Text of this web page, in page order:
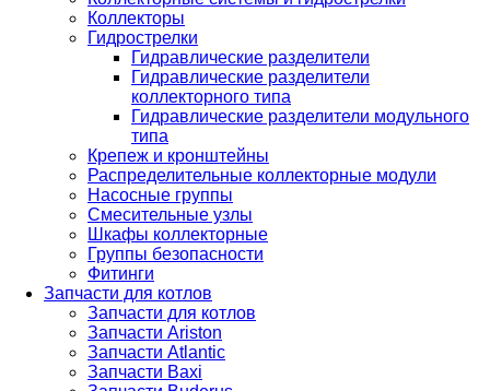
Коллекторы
Гидрострелки
Гидравлические разделители
Гидравлические разделители
коллекторного типа
Гидравлические разделители модульного
типа
Крепеж и кронштейны
Распределительные коллекторные модули
Насосные группы
Смесительные узлы
Шкафы коллекторные
Группы безопасности
Фитинги
Запчасти для котлов
Запчасти для котлов
Запчасти Ariston
Запчасти Atlantic
Запчасти Baxi